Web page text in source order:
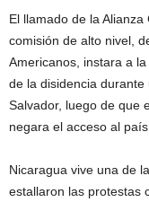
El llamado de la
comisión de alto nivel,
Americanos, instara a
de la disidencia
Salvador, luego de que
negara el acceso al país.
Nicaragua vive una de
estallaron las protestas